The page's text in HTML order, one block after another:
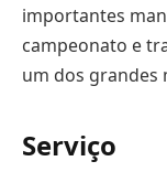
importantes
campeonato e
um dos grandes
Serviço